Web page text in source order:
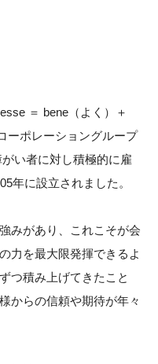
＝ bene（よく）＋
ーポレーショングループ
い者に対し積極的に雇
年に設立されました。
みがあり、これこそが会
力を最大限発揮できるよ
つ積み上げてきたこと
からの信頼や期待が年々